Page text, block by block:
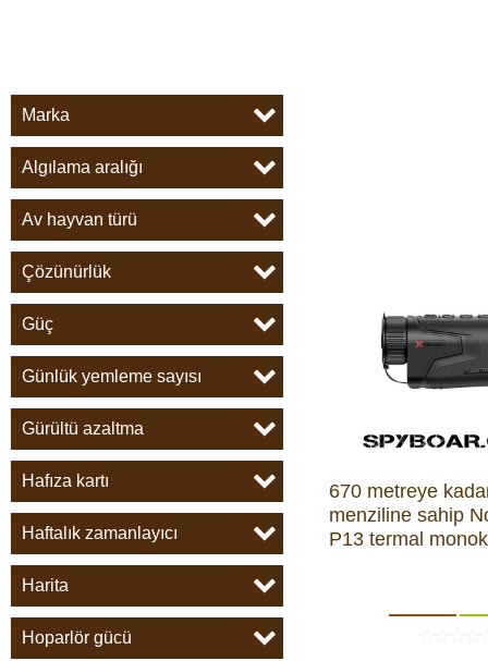
Marka
Algılama aralığı
Av hayvan türü
Çözünürlük
Güç
Günlük yemleme sayısı
Gürültü azaltma
Hafıza kartı
Haftalık zamanlayıcı
Harita
Hoparlör gücü
670 metreye
menziline sahip
P13 termal